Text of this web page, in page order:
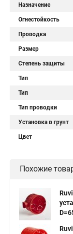
Назначение
Огнестойкость
Проводка
Размер
Степень защиты
Тип
Тип
Тип проводки
Установка в грунт
Цвет
Похожие